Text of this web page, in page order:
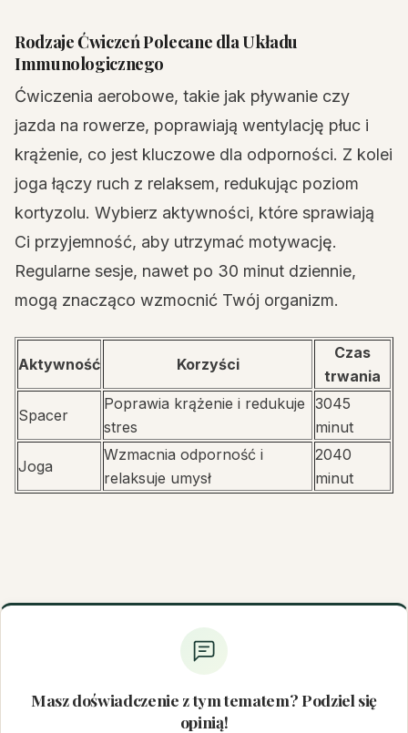
Rodzaje Ćwiczeń Polecane dla Układu
Immunologicznego
Ćwiczenia aerobowe, takie jak pływanie czy
jazda na rowerze, poprawiają wentylację płuc i
krążenie, co jest kluczowe dla odporności. Z kolei
joga łączy ruch z relaksem, redukując poziom
kortyzolu. Wybierz aktywności, które sprawiają
Ci przyjemność, aby utrzymać motywację.
Regularne sesje, nawet po 30 minut dziennie,
mogą znacząco wzmocnić Twój organizm.
Aktywność Korzyści
Czas
trwania
Spacer
Poprawia krążenie i redukuje
stres
3045
minut
Joga
Wzmacnia odporność i
relaksuje umysł
2040
minut
Masz doświadczenie z tym tematem? Podziel się
opinią!